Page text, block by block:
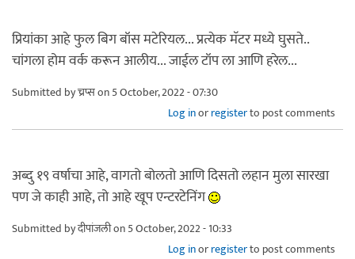
प्रियांका आहे फुल बिग बॉस मटेरियल... प्रत्येक मॅटर मध्ये घुसते..
चांगला होम वर्क करून आलीय... जाईल टॉप ला आणि हरेल...
Submitted byच्रप्सon 5 October, 2022 - 07:30
Log inorregisterto post comments
अब्दु १९ वर्षाचा आहे, वागतो बोलतो आणि दिसतो लहान मुला सारखा
पण जे काही आहे, तो आहे खूप एन्टरटेनिंग
Submitted byदीपांजलीon 5 October, 2022 - 10:33
Log inorregisterto post comments